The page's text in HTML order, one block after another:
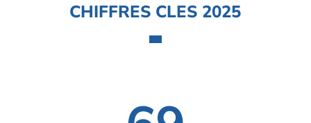
CHIFFRES CLES 2025